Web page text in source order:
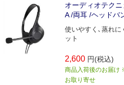
オーディオテク
A /両耳 /ヘッドバ
使いやすく､蒸れに
ット
2,600 円(税込)
商品入荷後のお届け
お取り寄せ